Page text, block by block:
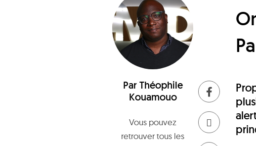
ParThéophile
Kouamouo
Vous pouvez
retrouver tous les
On est déjà dans une crise financière |